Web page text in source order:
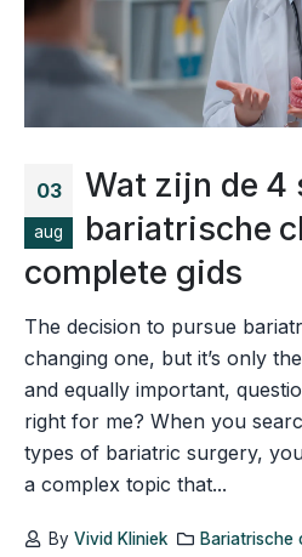
03
aug
Wat zijn de 4
bariatrische
complete gids
The decision to pursue
changing one, but it’s only
and equally important,
right for me? When you
types of bariatric surgery,
a complex topic that...
By Vivid Kliniek
Bariatrische